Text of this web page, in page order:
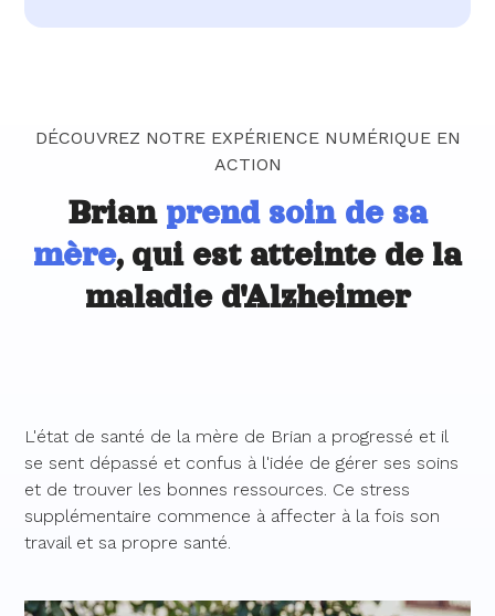
DÉCOUVREZ NOTRE EXPÉRIENCE NUMÉRIQUE EN
ACTION
Brian prend soin de sa
mère, qui est atteinte de la
maladie d'Alzheimer
L'état de santé de la mère de Brian a progressé et il
se sent dépassé et confus à l'idée de gérer ses soins
et de trouver les bonnes ressources. Ce stress
supplémentaire commence à affecter à la fois son
travail et sa propre santé.